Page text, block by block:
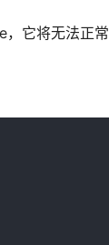
它将无法正